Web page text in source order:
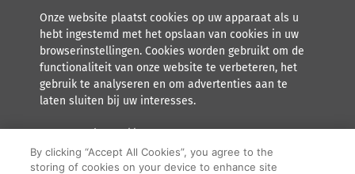
Onze website plaatst cookies op uw apparaat als u
hebt ingestemd met het opslaan van cookies in uw
browserinstellingen. Cookies worden gebruikt om de
functionaliteit van onze website te verbeteren, het
gebruik te analyseren en om advertenties aan te
laten sluiten bij uw interesses.
Lees meer over hoe Orkla met persoonsgegevens omgaat,
inclusief het recht tot inzage.
By clicking “Accept All Cookies”, you agree to the
storing of cookies on your device to enhance site